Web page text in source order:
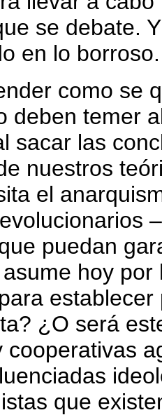
se debate.
en lo borroso.
como se
deben temer
sacar las
nuestros
el
puedan
hoy
¿O será
cooperativas
que